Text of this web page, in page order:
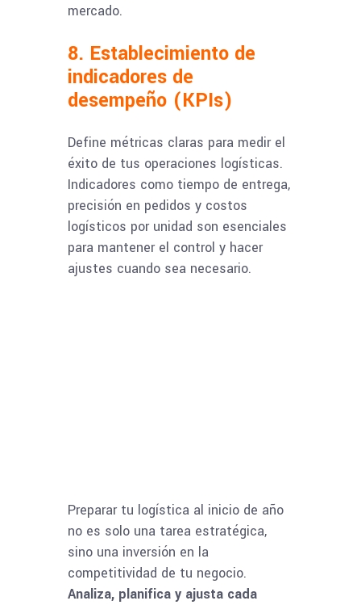
mercado.
8. Establecimiento de
indicadores de
desempeño (KPIs)
Define métricas claras para medir el
éxito de tus operaciones logísticas.
Indicadores como tiempo de entrega,
precisión en pedidos y costos
logísticos por unidad son esenciales
para mantener el control y hacer
ajustes cuando sea necesario.
Preparar tu logística al inicio de año
no es solo una tarea estratégica,
sino una inversión en la
competitividad de tu negocio.
Analiza, planifica y ajusta cada